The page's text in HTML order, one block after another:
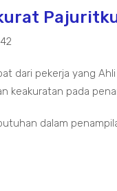
dari pekerja yang
keakuratan pada
dalam